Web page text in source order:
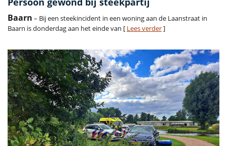
Baarn – Bij een steekincident in een woning aan de Laanstraat in
Baarn is donderdag aan het einde van [ Lees verder]